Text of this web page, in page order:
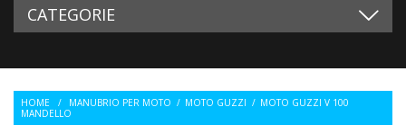
CATEGORIE
HOME / MANUBRIO PER MOTO / MOTO GUZZI / MOTO GUZZI V 100
MANDELLO